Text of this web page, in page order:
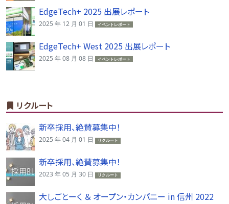
EdgeTech+ 2025 出展レポート
2025 年 12 月 01 日 イベントレポート
EdgeTech+ West 2025 出展レポート
2025 年 08 月 08 日 イベントレポート
リクルート
新卒採用、絶賛募集中！
2025 年 04 月 01 日 リクルート
新卒採用、絶賛募集中！
2023 年 05 月 30 日 リクルート
大しごとーく ＆ オープン・カンパニー in 信州 2022